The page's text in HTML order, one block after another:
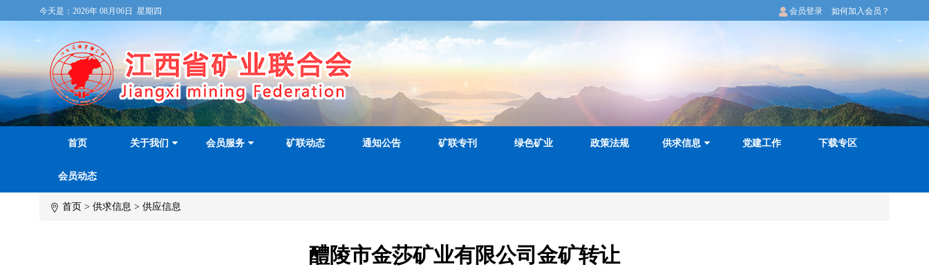
今天是： 2026年 08月06日 星期四 会员登录 如何加入会员？
首页 关于我们 会员服务 矿联动态 通知公告 矿联专刊 绿色矿业 政策法规 供求信息 党建工作 下载专区
会员动态
首页 > 供求信息 > 供应信息
醴陵市金莎矿业有限公司金矿转让